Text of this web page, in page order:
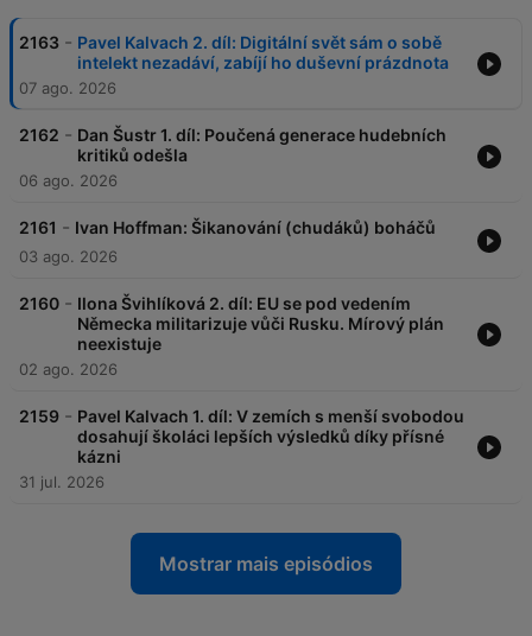
2163 - Pavel Kalvach 2. díl: Digitální svět sám o sobě
intelekt nezadáví, zabíjí ho duševní prázdnota
07 ago. 2026
2162 - Dan Šustr 1. díl: Poučená generace hudebních
kritiků odešla
06 ago. 2026
2161 - Ivan Hoffman: Šikanování (chudáků) boháčů
03 ago. 2026
2160 - Ilona Švihlíková 2. díl: EU se pod vedením
Německa militarizuje vůči Rusku. Mírový plán
neexistuje
02 ago. 2026
2159 - Pavel Kalvach 1. díl: V zemích s menší svobodou
dosahují školáci lepších výsledků díky přísné
kázni
31 jul. 2026
Mostrar mais episódios